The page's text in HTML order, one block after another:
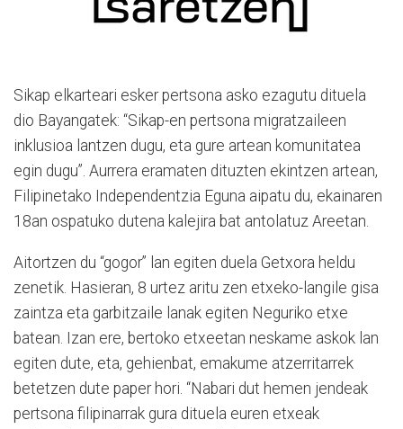
Sikap elkarteari esker pertsona asko ezagutu dituela
dio Bayangatek: “Sikap-en pertsona migratzaileen
inklusioa lantzen dugu, eta gure artean komunitatea
egin dugu”. Aurrera eramaten dituzten ekintzen artean,
Filipinetako Independentzia Eguna aipatu du, ekainaren
18an ospatuko dutena kalejira bat antolatuz Areetan.
Aitortzen du “gogor” lan egiten duela Getxora heldu
zenetik. Hasieran, 8 urtez aritu zen etxeko-langile gisa
zaintza eta garbitzaile lanak egiten Neguriko etxe
batean. Izan ere, bertoko etxeetan neskame askok lan
egiten dute, eta, gehienbat, emakume atzerritarrek
betetzen dute paper hori. “Nabari dut hemen jendeak
pertsona filipinarrak gura dituela euren etxeak